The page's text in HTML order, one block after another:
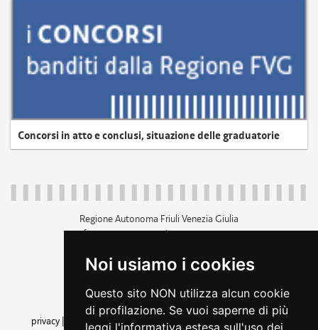
Noi usiamo i cookies
Questo sito NON utilizza alcun cookie
di profilazione. Se vuoi saperne di più
leggi l'informativa estesa sull'uso dei
Concorsi in atto e conclusi, situazione delle graduatorie
Regione Autonoma Friuli Venezia Giulia
c.f. 80014930327; p.iva 00526040324
+39 040 3771111
amministrazione trasparente
privacy
cookie |note legali accessibilità
dichiarazione di